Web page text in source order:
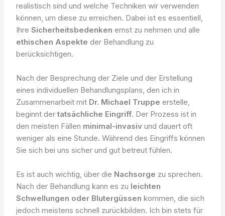
realistisch sind und welche Techniken wir verwenden
können, um diese zu erreichen. Dabei ist es essentiell,
IhreSicherheitsbedenken ernst zu nehmen und alle
ethischen Aspekte der Behandlung zu
berücksichtigen.
Nach der Besprechung der Ziele und der Erstellung
eines individuellen Behandlungsplans, den ich in
Zusammenarbeit mit Dr. Michael Truppe erstelle,
beginnt dertatsächliche Eingriff. Der Prozess ist in
den meisten Fällen minimal-invasiv und dauert oft
weniger als eine Stunde. Während des Eingriffs können
Sie sich bei uns sicher und gut betreut fühlen.
Es ist auch wichtig, über die Nachsorge zu sprechen.
Nach der Behandlung kann es zu leichten
Schwellungen oder Blutergüssen kommen, die sich
jedoch meistens schnell zurückbilden. Ich bin stets für